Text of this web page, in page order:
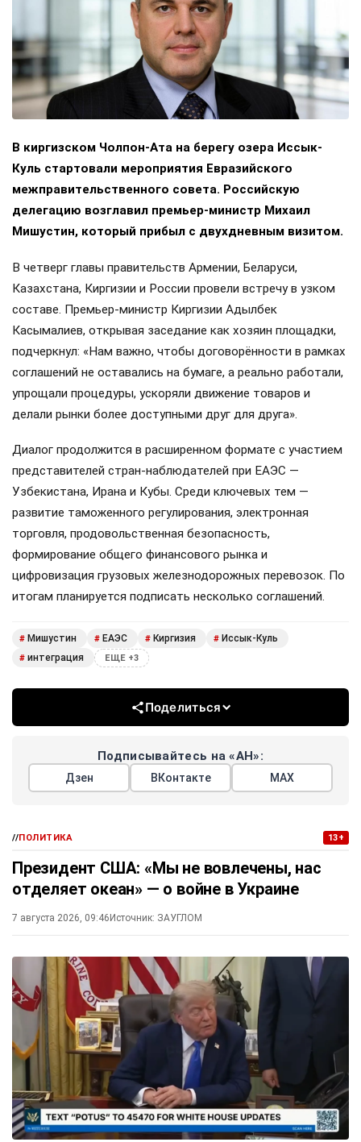
В киргизском Чолпон-Ата на берегу озера Иссык-
Куль стартовали мероприятия Евразийского
межправительственного совета. Российскую
делегацию возглавил премьер-министр Михаил
Мишустин, который прибыл с двухдневным визитом.
В четверг главы правительств Армении, Беларуси,
Казахстана, Киргизии и России провели встречу в узком
составе. Премьер-министр Киргизии Адылбек
Касымалиев, открывая заседание как хозяин площадки,
подчеркнул: «Нам важно, чтобы договорённости в рамках
соглашений не оставались на бумаге, а реально работали,
упрощали процедуры, ускоряли движение товаров и
делали рынки более доступными друг для друга».
Диалог продолжится в расширенном формате с участием
представителей стран-наблюдателей при ЕАЭС —
Узбекистана, Ирана и Кубы. Среди ключевых тем —
развитие таможенного регулирования, электронная
торговля, продовольственная безопасность,
формирование общего финансового рынка и
цифровизация грузовых железнодорожных перевозок. По
итогам планируется подписать несколько соглашений.
# Мишустин # ЕАЭС # Киргизия # Иссык-Куль
# интеграция ЕЩЕ +3
Поделиться
Подписывайтесь на «АН»:
Дзен ВКонтакте МАХ
//ПОЛИТИКА 13+
Президент США: «Мы не вовлечены, нас
отделяет океан» — о войне в Украине
7 августа 2026, 09:46 Источник: ЗАУГЛОМ